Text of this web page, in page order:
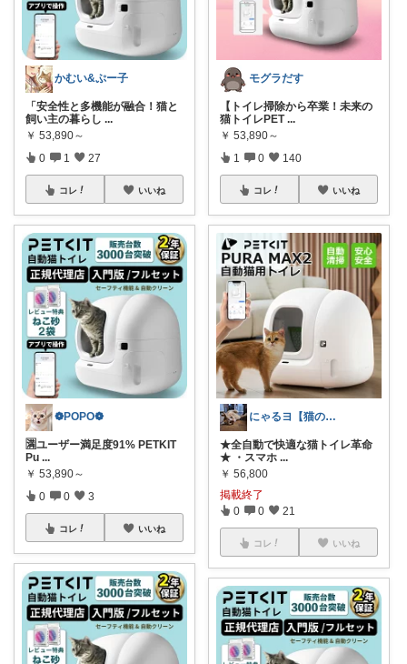
かむい&ぷー子
「安全性と多機能が融合！猫と
飼い主の暮らし ...
￥ 53,890～
0 1 27
コレ いいね
❁POPO❁
🈵ユーザー満足度91% PETKIT
Pu ...
￥ 53,890～
0 0 3
コレ いいね
モグラだす
【トイレ掃除から卒業！未来の
猫トイレPET ...
￥ 53,890～
1 0 140
コレ いいね
にゃるヨ【猫のいる暮らし】
★全自動で快適な猫トイレ革命
★ ・スマホ ...
￥ 56,800
掲載終了
0 0 21
コレ いいね